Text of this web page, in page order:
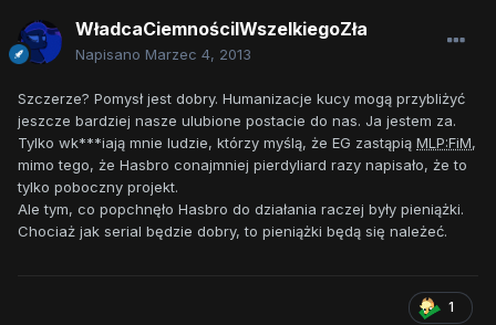
WładcaCiemnościIWszelkiegoZła
Napisano Marzec 4, 2013
Szczerze? Pomysł jest dobry. Humanizacje kucy mogą przybliżyć
jeszcze bardziej nasze ulubione postacie do nas. Ja jestem za.
Tylko wk***iają mnie ludzie, którzy myślą, że EG zastąpią MLP:FiM,
mimo tego, że Hasbro conajmniej pierdyliard razy napisało, że to
tylko poboczny projekt.
Ale tym, co popchnęło Hasbro do działania raczej były pieniążki.
Chociaż jak serial będzie dobry, to pieniążki będą się należeć.
1